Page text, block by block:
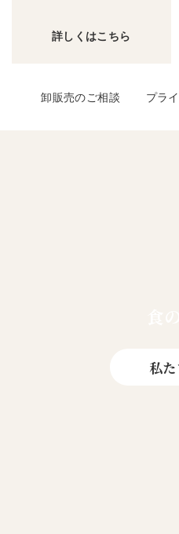
詳しくはこちら
卸販売のご相談 プラ
私